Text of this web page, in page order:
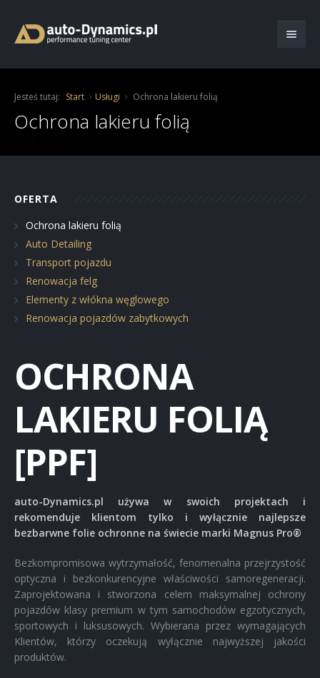
O Firmie
Serwis
Serwis samochodowy
Hamownia
Auto Detailing
Transport pojazdu
Renowacja felg
Renowacja pojazdów zabytkowych
Aktualności
Realizacje
Jesteś tutaj: Start Usługi Ochrona lakieru folią
Ochrona lakieru folią
OFERTA
Ochrona lakieru folią
Auto Detailing
Transport pojazdu
Renowacja felg
Elementy z włókna węglowego
Renowacja pojazdów zabytkowych
OCHRONA
LAKIERU FOLIĄ
[PPF]
auto-Dynamics.pl używa w swoich projektach i
rekomenduje klientom tylko i wyłącznie najlepsze
bezbarwne folie ochronne na świecie marki Magnus Pro®
Bezkompromisowa wytrzymałość, fenomenalna przejrzystość
optyczna i bezkonkurencyjne właściwości samoregeneracji.
Zaprojektowana i stworzona celem maksymalnej ochrony
pojazdów klasy premium w tym samochodów egzotycznych,
sportowych i luksusowych. Wybierana przez wymagających
Klientów, którzy oczekują wyłącznie najwyższej jakości
produktów.